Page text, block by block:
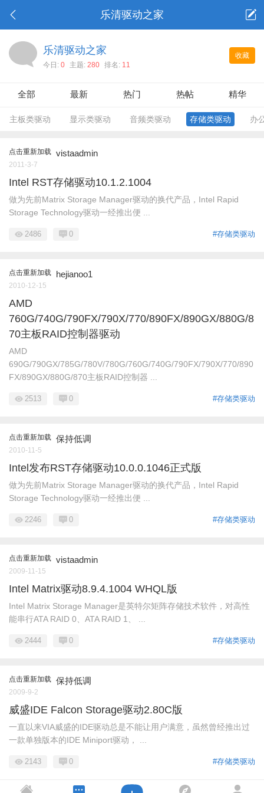
乐清驱动之家
收藏
乐清驱动之家
今日: 0 主题: 280 排名: 11
全部 最新 热门 热帖 精华
主板类驱动 显示类驱动 音频类驱动 存储类驱动 办
点击重新加载 vistaadmin
2011-3-7
Intel RST存储驱动10.1.2.1004
做为先前Matrix Storage Manager驱动的换代产品，Intel Rapid
Storage Technology驱动一经推出便 ...
#存储类驱动
2486 0
点击重新加载 hejianoo1
2010-12-15
AMD
760G/740G/790FX/790X/770/890FX/890GX/880G/8
70主板RAID控制器驱动
AMD
690G/790GX/785G/780V/780G/760G/740G/790FX/790X/770/890
FX/890GX/880G/870主板RAID控制器 ...
#存储类驱动
2513 0
点击重新加载 保持低调
2010-11-5
Intel发布RST存储驱动10.0.0.1046正式版
做为先前Matrix Storage Manager驱动的换代产品，Intel Rapid
Storage Technology驱动一经推出便 ...
#存储类驱动
2246 0
点击重新加载 vistaadmin
2009-11-15
Intel Matrix驱动8.9.4.1004 WHQL版
Intel Matrix Storage Manager是英特尔矩阵存储技术软件，对高性
能串行ATA RAID 0、ATA RAID 1、 ...
#存储类驱动
2444 0
点击重新加载 保持低调
2009-9-2
威盛IDE Falcon Storage驱动2.80C版
一直以来VIA威盛的IDE驱动总是不能让用户满意，虽然曾经推出过
一款单独版本的IDE Miniport驱动， ...
#存储类驱动
2143 0